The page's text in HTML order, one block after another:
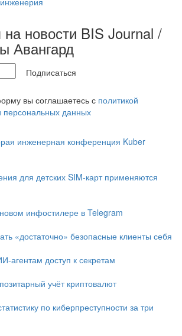
на новости BIS Journal /
Авангард
Подписаться
вы соглашаетесь с политикой
персональных данных
инженерная конференция Kuber
для детских SIM-карт применяются
инфостилере в Telegram
«достаточно» безопасные клиенты себя
доступ к секретам
учёт криптовалют
по киберпреступности за три